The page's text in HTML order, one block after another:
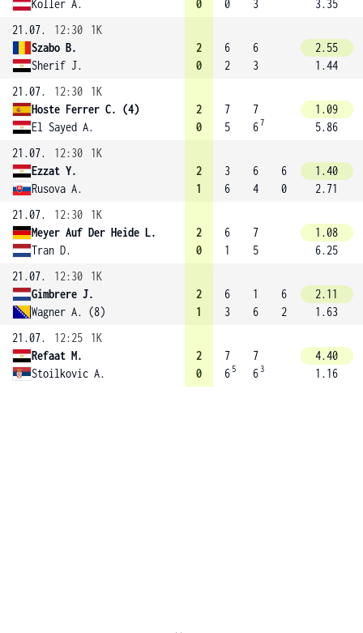
Koller A. 0 0 3
3.35
21.07.
12:30
1K
Szabo B.
Sherif J.
2
0
6
2
6
3
2.55
1.44
21.07.
12:30
1K
Hoste Ferrer C. (4)
El Sayed A.
2
0
7
5
7
67
1.09
5.86
21.07.
12:30
1K
Ezzat Y.
Rusova A.
2
1
3
6
6
4
6
0
1.40
2.71
21.07.
12:30
1K
Meyer Auf Der Heide L.
Tran D.
2
0
6
1
7
5
1.08
6.25
21.07.
12:30
1K
Gimbrere J.
Wagner A. (8)
2
1
6
3
1
6
6
2
2.11
1.63
21.07.
12:25
1K
Refaat M.
Stoilkovic A.
2
0
7
6 5
7
6 3
4.40
1.16